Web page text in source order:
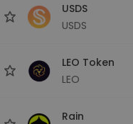
USDS
USDS
LEO Token
LEO
Rain